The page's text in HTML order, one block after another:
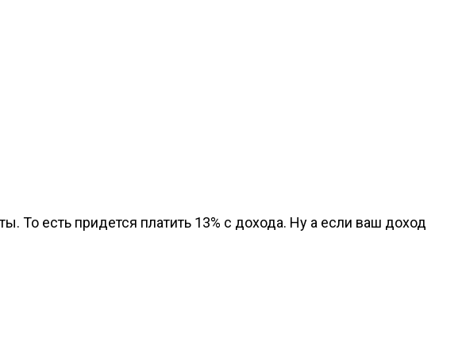
То есть придется платить 13% с дохода. Ну а если ваш доход